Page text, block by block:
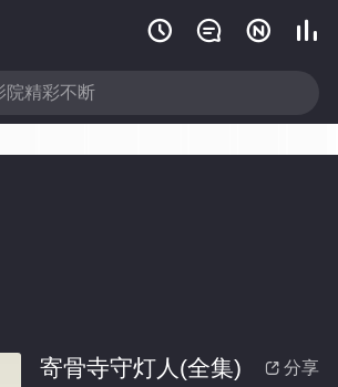
   
 分享
寄骨寺守灯人(全集)